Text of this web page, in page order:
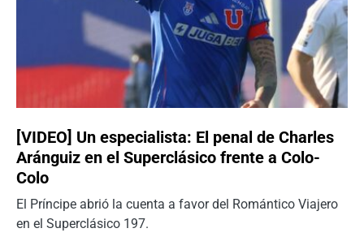
[VIDEO] Un especialista: El penal de Charles
Aránguiz en el Superclásico frente a Colo-
Colo
El Príncipe abrió la cuenta a favor del Romántico Viajero
en el Superclásico 197.